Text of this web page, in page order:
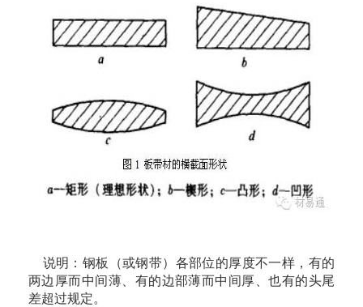
说明：钢板（或钢带）各部位的厚度不一样，有的
两边厚而中间薄、有的边部薄而中间厚、也有的头尾
差超过规定。